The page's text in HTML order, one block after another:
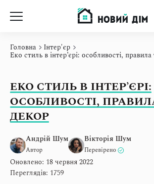
Головна Інтер'єр
Еко стиль в інтер’єрі: особливості,
ЕКО СТИЛЬ В ІНТЕР’ЄРІ:
ОСОБЛИВОСТІ,
ДЕКОР
Андрій Шум
Автор
Вікторія Шум
Перевірено
Оновлено: 18 червня 2022
Переглядів: 1759